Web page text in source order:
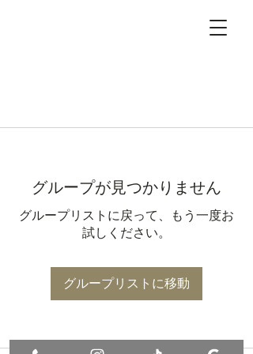
グループが見つかりません
グループリストに戻って、もう一度お
試しください。
グループリストに移動